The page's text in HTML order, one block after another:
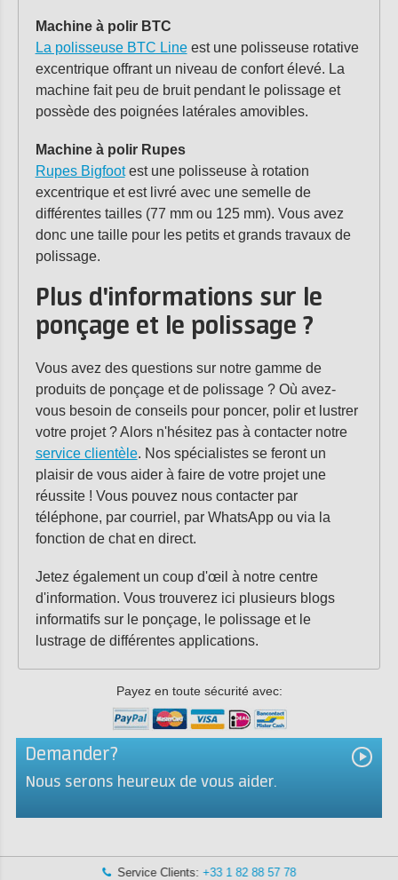
Machine à polir BTC
La polisseuse BTC Lineest une polisseuse rotative
excentrique offrant un niveau de confort élevé. La
machine fait peu de bruit pendant le polissage et
possède des poignées latérales amovibles.
Machine à polir Rupes
Rupes Bigfootest une polisseuse à rotation
excentrique et est livré avec une semelle de
différentes tailles (77 mm ou 125 mm). Vous avez
donc une taille pour les petits et grands travaux de
polissage.
Plus d'informations sur le
ponçage et le polissage ?
Vous avez des questions sur notre gamme de
produits de ponçage et de polissage ? Où avez-
vous besoin de conseils pour poncer, polir et lustrer
votre projet ? Alors n'hésitez pas à contacter notre
service clientèle. Nos spécialistes se feront un
plaisir de vous aider à faire de votre projet une
réussite ! Vous pouvez nous contacter par
téléphone, par courriel, par WhatsApp ou via la
fonction de chat en direct.
Jetez également un coup d'œil à notre centre
d'information. Vous trouverez ici plusieurs blogs
informatifs sur le ponçage, le polissage et le
lustrage de différentes applications.
Payez en toute sécurité avec:
Demander?
Nous serons heureux de vous aider.
Service Clients: +33 1 82 88 57 78